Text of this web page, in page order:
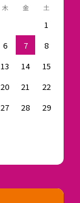
木 金 土
1
6 7
8
13 14
15
20 21
22
27 28
29